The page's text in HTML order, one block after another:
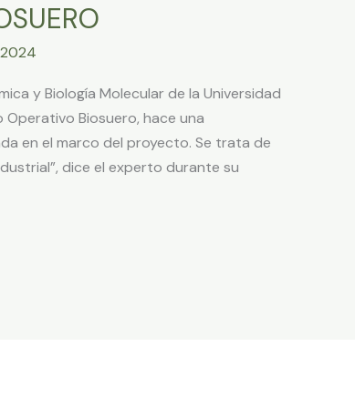
y Biología Molecular de la Universidad
Operativo Biosuero, hace una
en el marco del proyecto. Se trata de
dice el experto durante su